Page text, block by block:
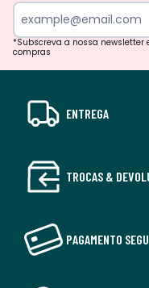
*Subscreva a nossa newsletter
compras
ENTREGA
TROCAS &
PAGAMENTO